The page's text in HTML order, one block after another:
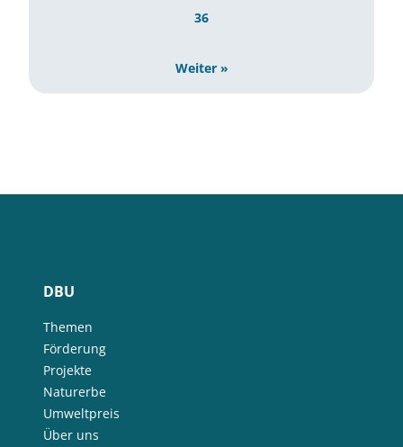
36
Weiter »
DBU
Themen
Förderung
Projekte
Naturerbe
Umweltpreis
Über uns